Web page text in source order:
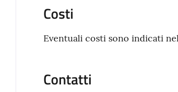
Costi
Eventuali costi sono indicati
Contatti